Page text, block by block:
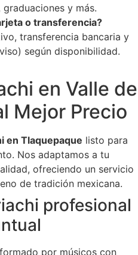
y más.
o transferencia?
transferencia bancaria y
según disponibilidad.
en Valle de
Mejor Precio
en Tlaquepaque listo para
Nos adaptamos a tu
ofreciendo un servicio
de tradición mexicana.
profesional
por músicos con